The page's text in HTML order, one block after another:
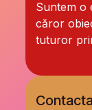
Suntem o
căror
tuturor